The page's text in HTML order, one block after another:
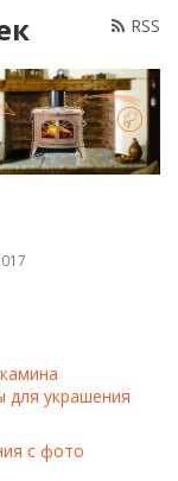
RSS
для украшения
с фото